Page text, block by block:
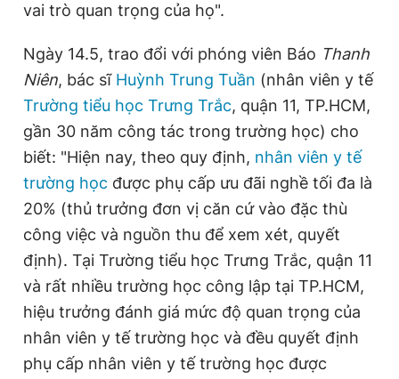
vai trò quan trọng của họ".
Ngày 14.5, trao đổi với phóng viên Báo Thanh
Niên, bác sĩHuỳnh Trung Tuần (nhân viên y tế
Trường tiểu học Trưng Trắc, quận 11, TP.HCM,
gần 30 năm công tác trong trường học) cho
biết: "Hiện nay, theo quy định, nhân viên y tế
trường học được phụ cấp ưu đãi nghề tối đa là
20% (thủ trưởng đơn vị căn cứ vào đặc thù
công việc và nguồn thu để xem xét, quyết
định). Tại Trường tiểu học Trưng Trắc, quận 11
và rất nhiều trường học công lập tại TP.HCM,
hiệu trưởng đánh giá mức độ quan trọng của
nhân viên y tế trường học và đều quyết định
phụ cấp nhân viên y tế trường học được